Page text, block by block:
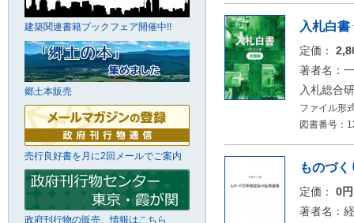
入札白
定価：
著者名：
入札総合
ファイル形
図書番号：
ものづ
定価：
0
著者名：
建築関連書籍ブックフェア開催中!!
郷土本販売
売行良好書を月に2回メールでご案内
政府刊行物の販売、情報はこちら